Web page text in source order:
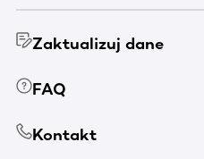
Zaktualizuj dane
FAQ
Kontakt